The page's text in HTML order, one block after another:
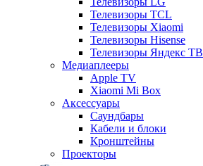
Телевизоры TCL
Телевизоры Xiaomi
Телевизоры Hisense
Телевизоры Яндекс ТВ
Медиаплееры
Apple TV
Xiaomi Mi Box
Аксессуары
Саундбары
Кабели и блоки
Кронштейны
Проекторы